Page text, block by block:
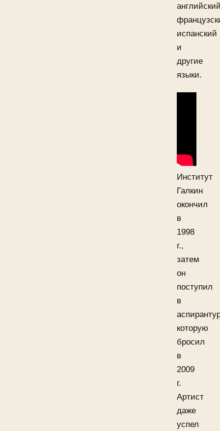
испанский
и
другие
языки.
Институт
Галкин
окончил
в
1998
г.,
затем
он
поступил
в
которую
бросил
в
2009
г.
Артист
даже
успел